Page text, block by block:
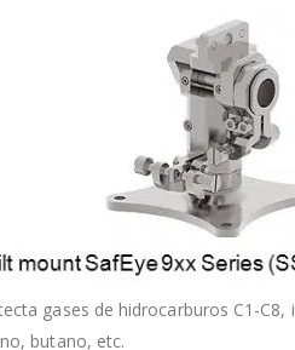
gases de hidrocarburos C1-
butano, etc.